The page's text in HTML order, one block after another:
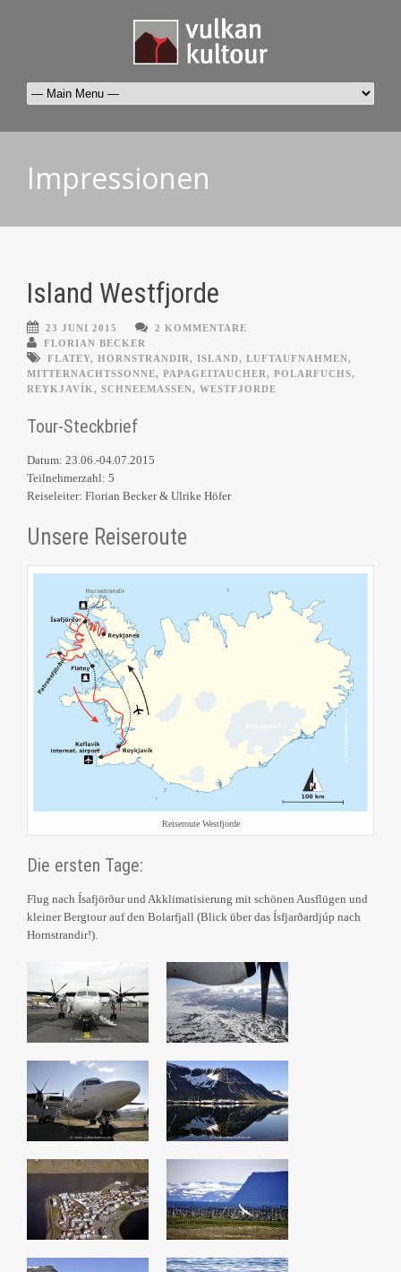
Impressionen
Island Westfjorde
23 JUNI 2015
2 KOMMENTARE
FLORIAN BECKER
FLATEY, HORNSTRANDIR, ISLAND, LUFTAUFNAHMEN,
MITTERNACHTSSONNE, PAPAGEITAUCHER, POLARFUCHS,
REYKJAVÍK, SCHNEEMASSEN, WESTFJORDE
Tour-Steckbrief
Datum: 23.06.-04.07.2015
Teilnehmerzahl: 5
Reiseleiter: Florian Becker & Ulrike Höfer
Unsere Reiseroute
Reiseroute Westfjorde
Die ersten Tage:
Flug nach Ísafjörður und Akklimatisierung mit schönen Ausflügen und
kleiner Bergtour auf den Bolarfjall (Blick über das Ísfjarðardjúp nach
Hornstrandir!).